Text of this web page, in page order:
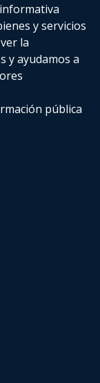
y servicios
la
y ayudamos a
pública